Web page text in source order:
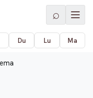
⌕
Du Lu Ma